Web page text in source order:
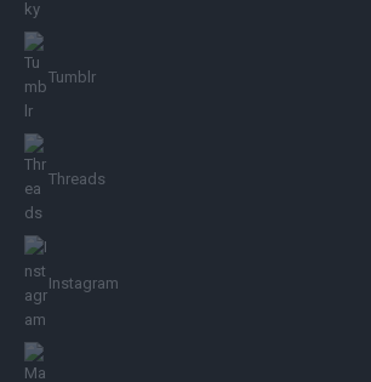
Tumblr
Threads
Instagram